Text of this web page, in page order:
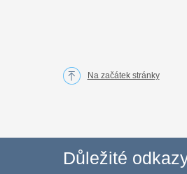
Na začátek stránky
Důležité